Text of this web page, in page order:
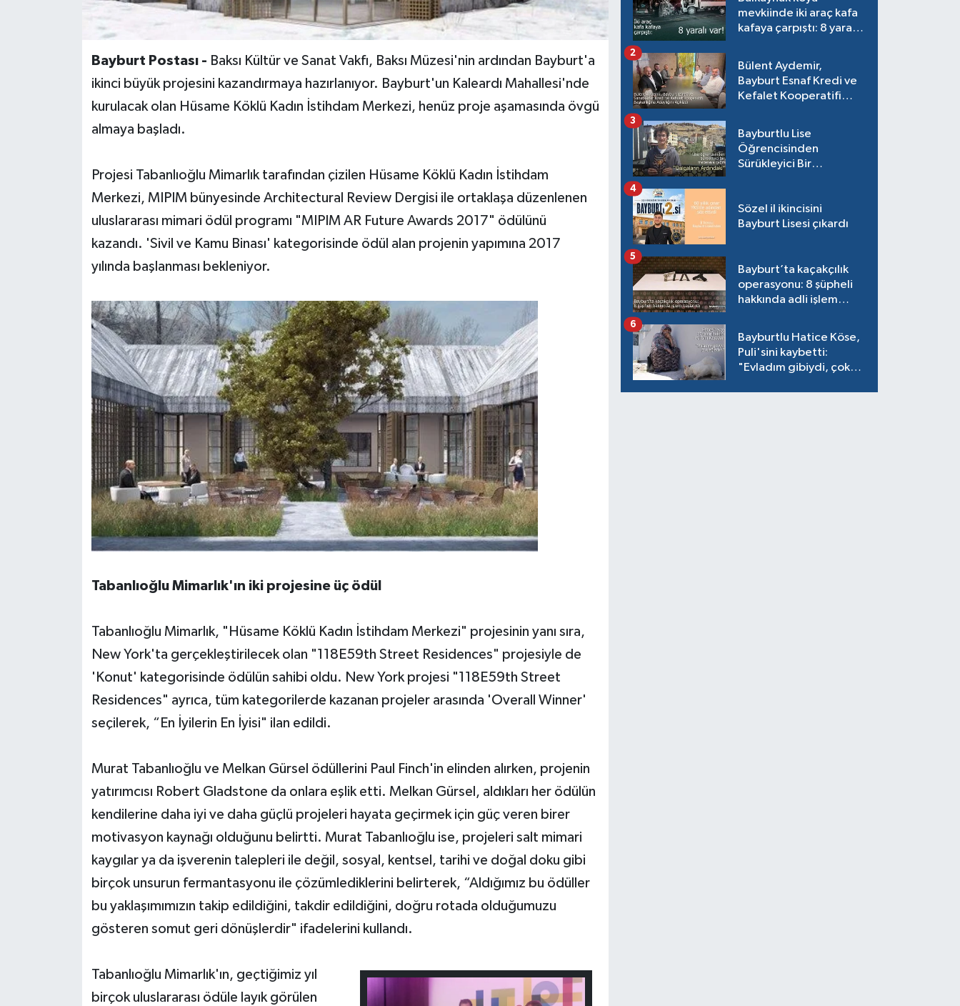
Bayburt Postası - Baksı Kültür ve Sanat Vakfı, Baksı Müzesi'nin ardından Bayburt'a
ikinci büyük projesini kazandırmaya hazırlanıyor. Bayburt'un Kaleardı Mahallesi'nde
kurulacak olan Hüsame Köklü Kadın İstihdam Merkezi, henüz proje aşamasında övgü
almaya başladı.
Projesi Tabanlıoğlu Mimarlık tarafından çizilen Hüsame Köklü Kadın İstihdam
Merkezi, MIPIM bünyesinde Architectural Review Dergisi ile ortaklaşa düzenlenen
uluslararası mimari ödül programı "MIPIM AR Future Awards 2017" ödülünü
kazandı. 'Sivil ve Kamu Binası' kategorisinde ödül alan projenin yapımına 2017
yılında başlanması bekleniyor.
Tabanlıoğlu Mimarlık'ın iki projesine üç ödül
Tabanlıoğlu Mimarlık, "Hüsame Köklü Kadın İstihdam Merkezi" projesinin yanı sıra,
New York'ta gerçekleştirilecek olan "118E59th Street Residences" projesiyle de
'Konut' kategorisinde ödülün sahibi oldu. New York projesi "118E59th Street
Residences" ayrıca, tüm kategorilerde kazanan projeler arasında 'Overall Winner'
seçilerek, “En İyilerin En İyisi" ilan edildi.
Murat Tabanlıoğlu ve Melkan Gürsel ödüllerini Paul Finch'in elinden alırken, projenin
yatırımcısı Robert Gladstone da onlara eşlik etti. Melkan Gürsel, aldıkları her ödülün
kendilerine daha iyi ve daha güçlü projeleri hayata geçirmek için güç veren birer
motivasyon kaynağı olduğunu belirtti. Murat Tabanlıoğlu ise, projeleri salt mimari
kaygılar ya da işverenin talepleri ile değil, sosyal, kentsel, tarihi ve doğal doku gibi
birçok unsurun fermantasyonu ile çözümlediklerini belirterek, “Aldığımız bu ödüller
bu yaklaşımımızın takip edildiğini, takdir edildiğini, doğru rotada olduğumuzu
gösteren somut geri dönüşlerdir" ifadelerini kullandı.
Tabanlıoğlu Mimarlık'ın, geçtiğimiz yıl
birçok uluslararası ödüle layık görülen
mevkiinde iki araç kafa
kafaya çarpıştı: 8 yaralı
Bülent Aydemir,
Bayburt Esnaf Kredi ve
Kefalet Kooperatifi
2
Bayburtlu Lise
Öğrencisinden
Sürükleyici Bir
3
Sözel il ikincisini
Bayburt Lisesi çıkardı
4
Bayburt’ta kaçakçılık
operasyonu: 8 şüpheli
hakkında adli işlem
5
Bayburtlu Hatice Köse,
Puli'sini kaybetti:
"Evladım gibiydi, çok
6